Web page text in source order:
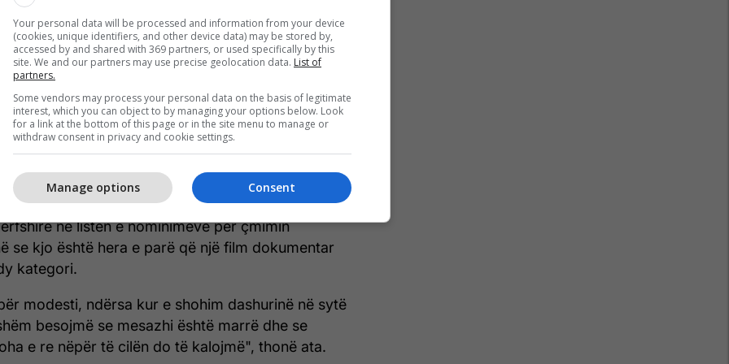
2020’
ka shpresuar për çmim me filmin "Para shiut"
i cili u nominua po ashtu në kategorinë e filmit
filmi shprehen të kënaqur që Akademia
në listën e nominimeve për çmimin
se kjo është hera e parë që një film dokumentar
kategori.
modesti, ndërsa kur e shohim dashurinë në sytë
besojmë se mesazhi është marrë dhe se
e re nëpër të cilën do të kalojmë", thonë ata.
Your personal data will be processed and information from your device
(cookies, unique identifiers, and other device data) may be stored by,
accessed by and shared with 369 partners, or used specifically by this
site. We and our partners may use precise geolocation data. List of
partners.
Some vendors may process your personal data on the basis of legitimate
interest, which you can object to by managing your options below. Look
for a link at the bottom of this page or in the site menu to manage or
withdraw consent in privacy and cookie settings.
Consent
Manage options